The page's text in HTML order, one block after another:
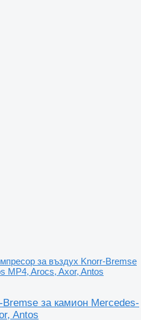
за въздух Knorr-Bremse
MP4, Arocs, Axor, Antos
за камион Mercedes-
Antos